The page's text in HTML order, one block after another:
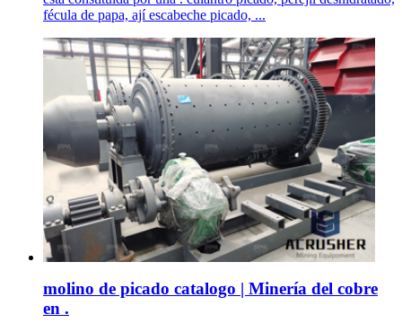
fécula de papa, ají escabeche picado, ...
molino de picado catalogo | Minería del cobre
en .